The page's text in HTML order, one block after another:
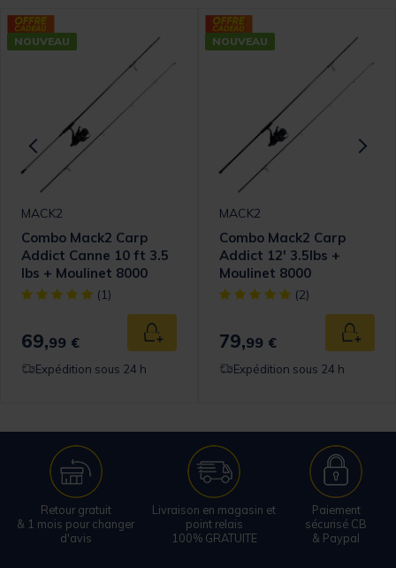
panier
NOUVEAU
MACK2
Combo Mack2 Carp
Addict Canne 10 ft 3.5
lbs + Moulinet 8000
[object Object] out of 5 Customer Rating
(1)
69,99 € Ajouter au panier
Expédition sous 24 h
NOUVEAU
MACK2
Combo Mack2 Carp
Addict 12' 3.5lbs +
Moulinet 8000
[object Object] out of 5
(2)
79,99 €
Expédition sous 24 h
Retour gratuit
& 1 mois pour changer
d'avis
Livraison en magasin et
point relais
100% GRATUITE
Paiement
sécurisé CB
& Paypal